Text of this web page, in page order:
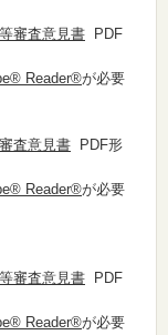
審査意見書 PDF
Reader®が必要
査意見書 PDF形
Reader®が必要
審査意見書 PDF
Reader®が必要